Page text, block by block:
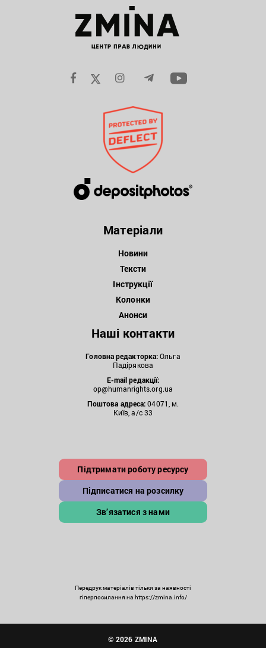
Матеріали
Новини
Тексти
Інструкції
Колонки
Анонси
Наші контакти
Головна редакторка:Ольга
Падірякова
E-mail редакції:
op@humanrights.org.ua
Поштова адреса:04071, м.
Київ, а/с 33
Підтримати роботу ресурсу
Підписатися на розсилку
Зв’язатися з нами
Передрук матеріалів тільки за наявності
гіперпосилання на https://zmina.info/
© 2026 ZMINA